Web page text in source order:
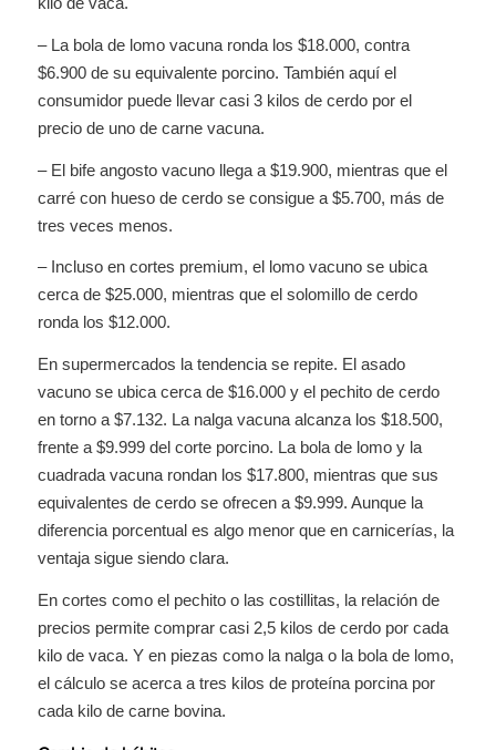
– La bola de lomo vacuna ronda los $18.000, contra
$6.900 de su equivalente porcino. También aquí el
consumidor puede llevar casi 3 kilos de cerdo por el
precio de uno de carne vacuna.
– El bife angosto vacuno llega a $19.900, mientras que el
carré con hueso de cerdo se consigue a $5.700, más de
tres veces menos.
– Incluso en cortes premium, el lomo vacuno se ubica
cerca de $25.000, mientras que el solomillo de cerdo
ronda los $12.000.
En supermercados la tendencia se repite. El asado
vacuno se ubica cerca de $16.000 y el pechito de cerdo
en torno a $7.132. La nalga vacuna alcanza los $18.500,
frente a $9.999 del corte porcino. La bola de lomo y la
cuadrada vacuna rondan los $17.800, mientras que sus
equivalentes de cerdo se ofrecen a $9.999. Aunque la
diferencia porcentual es algo menor que en carnicerías, la
ventaja sigue siendo clara.
En cortes como el pechito o las costillitas, la relación de
precios permite comprar casi 2,5 kilos de cerdo por cada
kilo de vaca. Y en piezas como la nalga o la bola de lomo,
el cálculo se acerca a tres kilos de proteína porcina por
cada kilo de carne bovina.